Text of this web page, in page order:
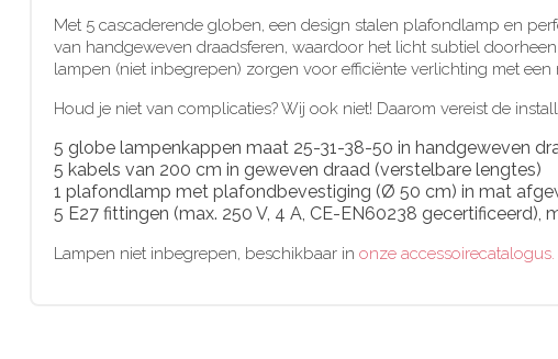
Met 5 cascaderende globen, een design stalen plafondlamp en
van handgeweven draadsferen, waardoor het licht subtiel
lampen (niet inbegrepen) zorgen voor efficiënte verlichting met
Houd je niet van complicaties? Wij ook niet! Daarom vereist de
5 globe lampenkappen maat 25-31-38-50 in handgeweven
5 kabels van 200 cm in geweven draad (verstelbare lengtes)
1 plafondlamp met plafondbevestiging (Ø 50 cm) in mat
5 E27 fittingen (max. 250 V, 4 A, CE-EN60238 gecertificeerd),
Lampen niet inbegrepen, beschikbaar in onze accessoirecatalogus.